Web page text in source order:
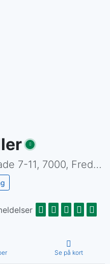
11, 7000, Fredericia.
Se på kort